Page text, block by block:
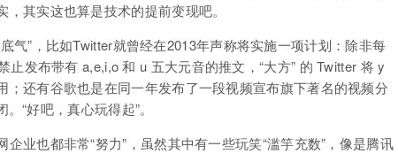
其实这也算是技术的提前变现吧。
气”，比如Twitter就曾经在2013年声称将实施一项计划：除非每
止发布带有 a,e,i,o 和 u 五大元音的推文，“大方” 的 Twitter 将 y
；还有谷歌也是在同一年发布了一段视频宣布旗下著名的视频分
“好吧，真心玩得起”。
业也都非常“努力”，虽然其中有一些玩笑“滥竽充数”，像是腾讯